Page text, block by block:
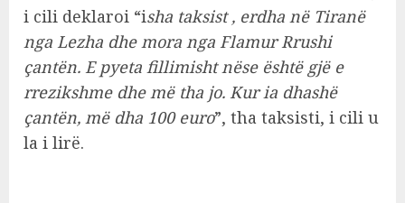
i cili deklaroi “isha taksist , erdha në Tiranë
nga Lezha dhe mora nga Flamur Rrushi
çantën. E pyeta fillimisht nëse është gjë e
rrezikshme dhe më tha jo. Kur ia dhashë
çantën, më dha 100 euro”, tha taksisti, i cili u
la i lirë.